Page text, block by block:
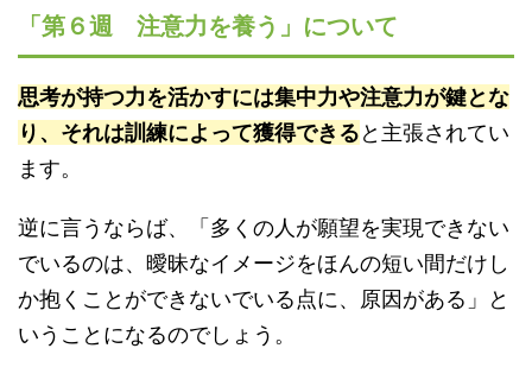
「第６週 注意力を養う」について
思考が持つ力を活かすには集中力や注意力が鍵とな
り、それは訓練によって獲得できると主張されてい
ます。
逆に言うならば、「多くの人が願望を実現できない
でいるのは、曖昧なイメージをほんの短い間だけし
か抱くことができないでいる点に、原因がある」と
いうことになるのでしょう。